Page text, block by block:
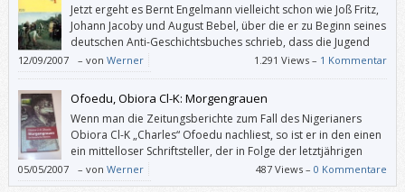
Jetzt ergeht es Bernt Engelmann vielleicht schon wie Joß Fritz,
Johann Jacoby und August Bebel, über die er zu Beginn seines
deutschen Anti-Geschichtsbuches schrieb, dass die Jugend
mit ihren Namen nichts mehr anfangen könnte: Sein
ehemaliges Standardwerk “Wir Untertanen” gibt es derzeit nur
antiquarisch.
12/09/2007 – von Werner 1.291 Views – 1 Kommentar
Ofoedu, Obiora Cl-K: Morgengrauen
Wenn man die Zeitungsberichte zum Fall des Nigerianers
Obiora Cl-K „Charles“ Ofoedu nachliest, so ist er in den einen
ein mittelloser Schriftsteller, der in Folge der letztjährigen
„Operation Spring“ zu Unrecht als Drogenboss verdächtigt
und in Untersuchungshaft genommen wurde. In den anderen Zeitungen
05/05/2007 – von Werner 487 Views –0 Kommentare